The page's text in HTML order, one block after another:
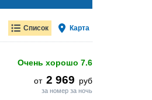
Список Карта
Очень хорошо 7.6
от 2 969 руб
за номер за ночь